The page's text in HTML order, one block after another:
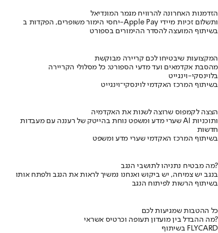
הזדמנות האחרונה להרוויח מגמר המונדיאל
יחסי הימור משופרים, הפקדות ב-Apple Pay ותשלום זכיות מיידי
בשיתוף המועצה להסדר ההימורים בספורט
המקצועות שיבטיחו לכם קריירה מבוקשת
מהסבת אקדמאים ועד מדעי הספורט: כל מסלולי הקריירה
בלוינסקי-וינגייט
בשיתוף המרכז האקדמי לוינסקי־וינגייט
הצצה לקמפוס שרוצה לשנות את האקדמיה
שערי מדע ומשפט נוחת בהייטק של רעננה עם מעבדות AI ותוכניות
חדשות
בשיתוף המרכז האקדמי שערי מדע ומשפט
מה מבטיח נתניהו לתושבי הנגב?
בנגב יש צמיחה, יש ביקוש ואנחנו נמשיך לראות את הנגב ולפתח אותו
בשיתוף הרשות לפיתוח הנגב
כל ההטבות שמגיעות לכם
מה ההבדל בין מועדון תעופה וכרטיס אשראי?
בשיתוף FLYCARD